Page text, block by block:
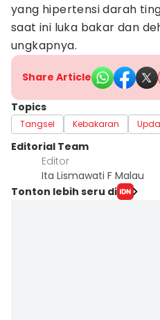
yang hipertensi darah
saat ini luka bakar dan
ungkapnya.
Share Article
Topics
Tangsel Kebakaran
Editorial Team
Editor
Ita Lismawati F Malau
Tonton lebih seru di